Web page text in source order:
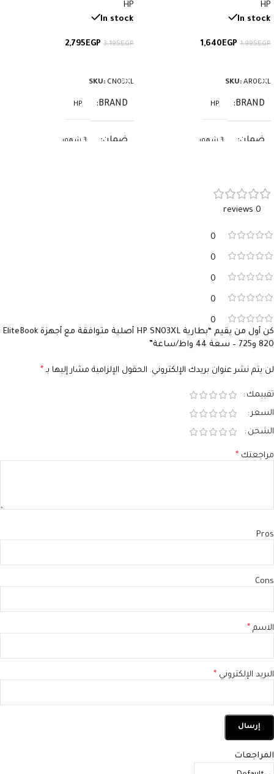
HP
In stock
1,995EGP
1,640EGP
SKU: AR08XL
BRAND
HP
ضمان 3 شهور
HP
In stock
3,195EGP
2,795EGP
SKU: CN03XL
BRAND
HP
ضمان 3 شهور
0 reviews
0
0
0
0
0
المراجعات
كن أول من يقيم “بطارية HP SN03XL أصلية متوافقة مع أجهزة EliteBook
820 و725 – سعة 44 واط/ساعة”
لن يتم نشر عنوان بريدك الإلكتروني. الحقول الإلزامية مشار إليها بـ *
تقييمك
السعر
الشحن
مراجعتك *
Pros
Cons
الاسم *
البريد الإلكتروني *